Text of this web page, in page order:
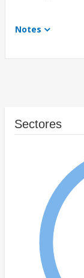
Notes
Sectores